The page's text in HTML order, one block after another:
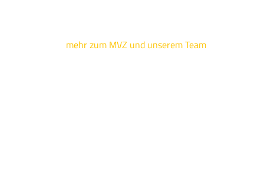
mehr zum MVZ und unserem Team